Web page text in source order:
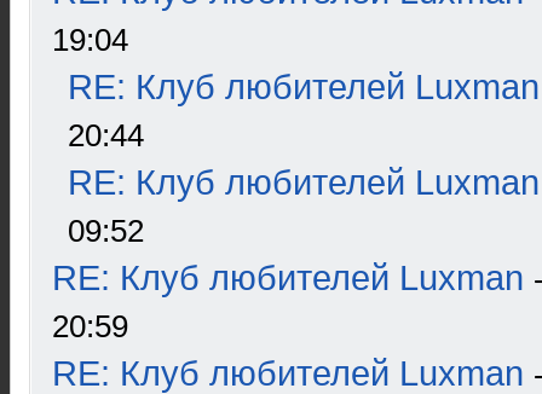
19:04
RE: Клуб любителей Luxman
20:44
RE: Клуб любителей Luxman
09:52
RE: Клуб любителей Luxman
20:59
RE: Клуб любителей Luxman